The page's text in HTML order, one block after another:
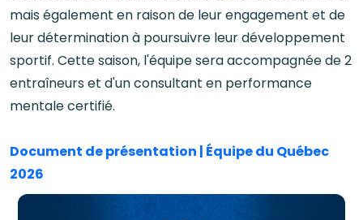
mais également en raison de leur engagement et de
leur détermination à poursuivre leur développement
sportif. Cette saison, l'équipe sera accompagnée de 2
entraîneurs et d'un consultant en performance
mentale certifié.
Document de présentation | Équipe du Québec
2026